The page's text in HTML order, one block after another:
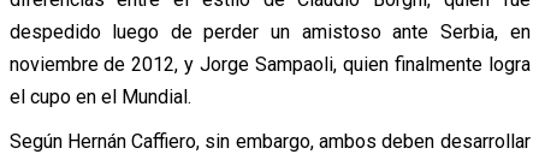
despedido luego de perder un amistoso ante Serbia, en
noviembre de 2012, y Jorge Sampaoli, quien finalmente logra
el cupo en el Mundial.
Según Hernán Caffiero, sin embargo, ambos deben desarrollar